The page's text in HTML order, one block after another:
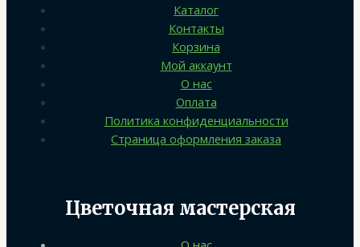
Каталог
Контакты
Корзина
Мой аккаунт
О нас
Оплата
Политика конфиденциальности
Страница оформления заказа
Цветочная мастерская